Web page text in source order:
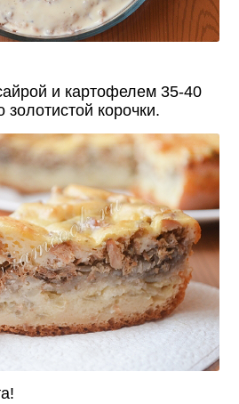
и картофелем 35-40
корочки.